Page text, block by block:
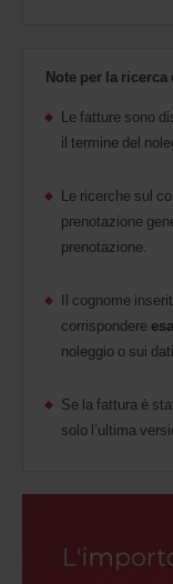
Note per la
Le fatture sono
il termine del
Le ricerche sul
prenotazione
prenotazione.
Il cognome
corrispondere
noleggio o sui
Se la fattura è
solo l’ultima